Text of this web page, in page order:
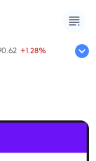
+1.28%